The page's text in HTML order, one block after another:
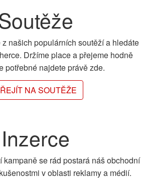
našich populárních soutěží a hledáte
Držíme place a přejeme hodně
potřebné najdete právě zde.
NA SOUTĚŽE
Inzerce
kampaně se rád postará náš obchodní
v oblasti reklamy a médií.